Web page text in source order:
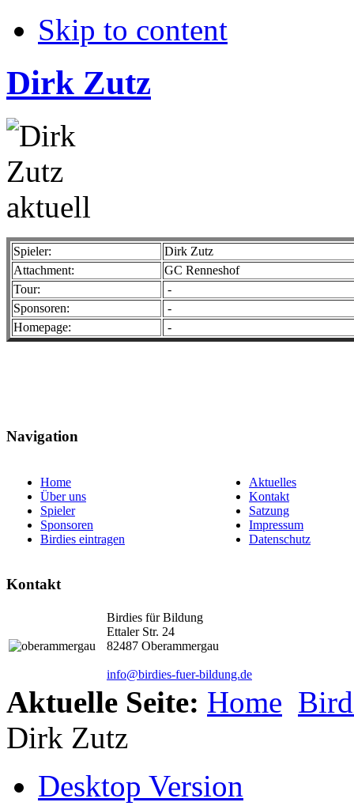
Skip to content
Dirk Zutz
Spieler:
Dirk Zutz
Attachment:
GC Renneshof
Tour:
-
Sponsoren:
-
Homepage:
-
Navigation
Home
Über uns
Spieler
Sponsoren
Birdies eintragen
Aktuelles
Kontakt
Satzung
Impressum
Datenschutz
Kontakt
Birdies für Bildung
Ettaler Str. 24
82487 Oberammergau
info@birdies-fuer-bildung.de
Aktuelle Seite: Home
Dirk Zutz
Desktop Version